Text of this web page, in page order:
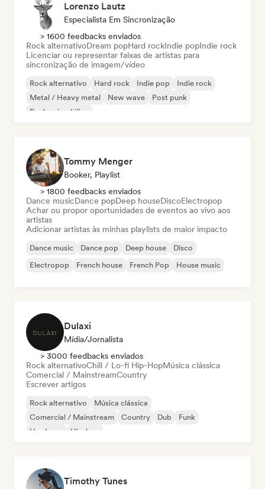
Lorenzo Lautz
Especialista Em Sincronização
> 1600 feedbacks enviados
Rock alternativoDream popHard rockIndie popIndie rock
Licenciar ou representar faixas de artistas para
sincronização de imagem/vídeo
Rock alternativo Hard rock Indie pop
Indie rock
Metal / Heavy metal
New wave
Post punk
Rock psicodélico
Tommy Menger
Booker, Playlist
> 1800 feedbacks enviados
Dance musicDance popDeep houseDiscoElectropop
Achar ou propor oportunidades de eventos ao vivo aos
artistas
Adicionar artistas às minhas playlists de maior impacto
Dance music Dance pop Deep house
Disco
Electropop
French house French Pop House music
Dulaxi
Mídia/Jornalista
> 3000 feedbacks enviados
Rock alternativoChill / Lo-fi Hip-HopMúsica clássica
Comercial / MainstreamCountry
Escrever artigos
Rock alternativo
Música clássica
Comercial / Mainstream
Country Dub
Funk
Hardcore
Hip-hop
Timothy Tunes